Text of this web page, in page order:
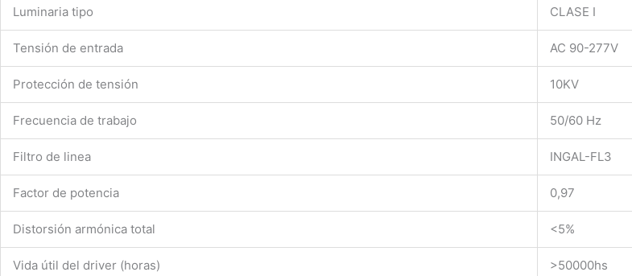
Luminaria tipo CLASE I
Tensión de entrada AC 90-277V
Protección de tensión 10KV
Frecuencia de trabajo 50/60 Hz
Filtro de linea INGAL-FL3
Factor de potencia 0,97
Distorsión armónica total <5%
Vida útil del driver (horas) >50000hs